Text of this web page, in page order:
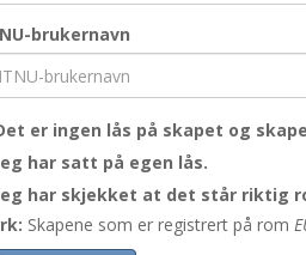
brukernavn
er ingen lås på skapet og
har satt på egen lås.
har skjekket at det står riktig
Skapene som er registrert på rom